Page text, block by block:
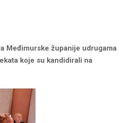
Međimurske županije udrugama
koje su kandidirali na